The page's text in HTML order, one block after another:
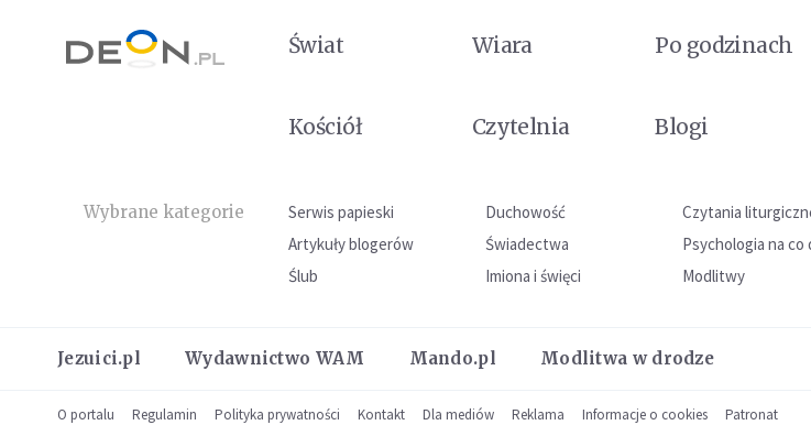
Świat Wiara Po godzinach
Kościół
Czytelnia Blogi
Wybrane kategorie Serwis papieski Duchowość Czytania
Artykuły blogerów
Świadectwa Psychologia na co
Ślub
Imiona i święci Modlitwy
Jezuici.pl Wydawnictwo WAM Mando.pl Modlitwa w drodze
O portalu Regulamin Polityka prywatności Kontakt Dla mediów Reklama Informacje o cookies Patronat